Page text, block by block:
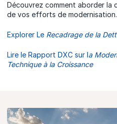
Découvrez comment aborder la
de vos efforts de modernisation.
Explorer Le Recadrage de la
Lire le Rapport DXC sur la
Technique à la Croissance